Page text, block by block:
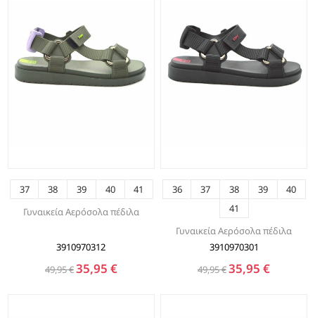
37 38 39 40
41
Γυναικεία Αερόσολα πέδιλα
3910970312
49,95 €35,95 €
36 37 38 39
40
41
Γυναικεία Αερόσολα πέδιλα
3910970301
49,95 €35,95 €